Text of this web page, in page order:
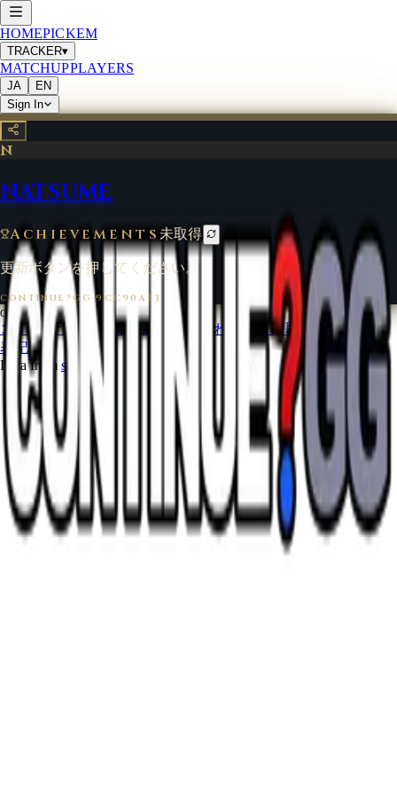
HOMEPICKEM
TRACKER▾
MATCHUPPLAYERS
JA
EN
Sign In
N
NATSUME
Achievements未取得
更新ボタンを押してください。
CONTINUE?GG·9CC90A53
CONTINUE?GG ©
2026
コインについて
お問い合わせ
特定商取引法に基づく
表記
Data from start.gg